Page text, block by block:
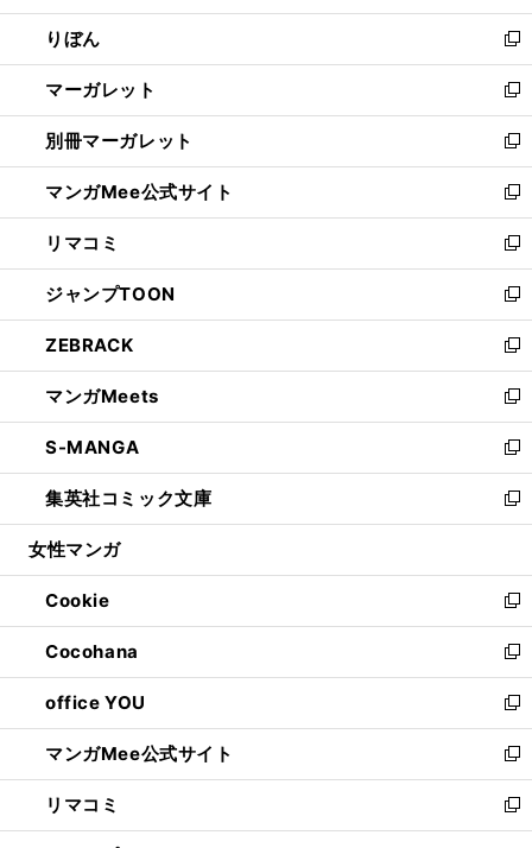
開
く
ウ
で
開
く
ン
ド
ウ
で
開
く
ウ
ィ
ン
ド
ウ
で
開
く
りぼん
新
し
い
ウ
ィ
ン
ド
ウ
で
開
く
マーガレット
新
し
い
ウ
ィ
ン
ド
ウ
で
開
く
別冊マーガレット
新
し
い
ウ
ィ
ン
ド
ウ
で
開
く
マンガMee公式サイト
新
し
い
ウ
ィ
ン
ド
ウ
で
開
く
リマコミ
新
し
い
ウ
ィ
ン
ド
ウ
で
開
く
ジャンプTOON
新
し
い
ウ
ィ
ン
ド
ウ
で
開
ZEBRACK
新
し
い
ウ
ィ
ン
ド
ウ
開
く
マンガMeets
新
し
い
ウ
ィ
ン
ウ
で
開
く
S-MANGA
新
し
い
ウ
ン
ド
ウ
で
開
く
集英社コミック文庫
新
し
ウ
ィ
ン
ド
ウ
で
開
く
女性マンガ
Cookie
新
し
い
ウ
ィ
ン
ド
ウ
で
開
Cocohana
新
し
い
ウ
ィ
ン
ド
ウ
office YOU
新
し
い
ウ
ィ
ン
マンガMee公式サイト
新
し
い
ウ
リマコミ
新
し